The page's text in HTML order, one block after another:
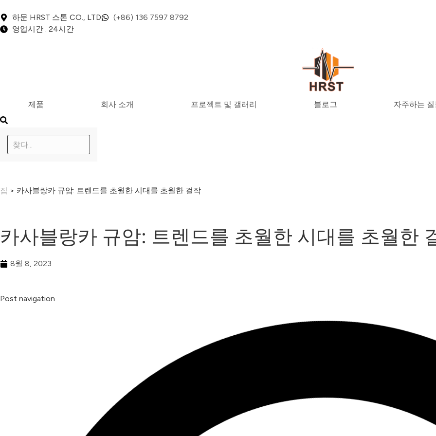
하문 HRST 스톤 CO., LTD
(+86) 136 7597 8792
영업시간 : 24시간
제품 회사 소개 프로젝트 및 갤러리 블로그 자주하는
집 > 카사블랑카 규암: 트렌드를 초월한 시대를 초월한 걸작
카사블랑카 규암: 트렌드를 초월한 시대를 초월한
8월 8, 2023
Post navigation